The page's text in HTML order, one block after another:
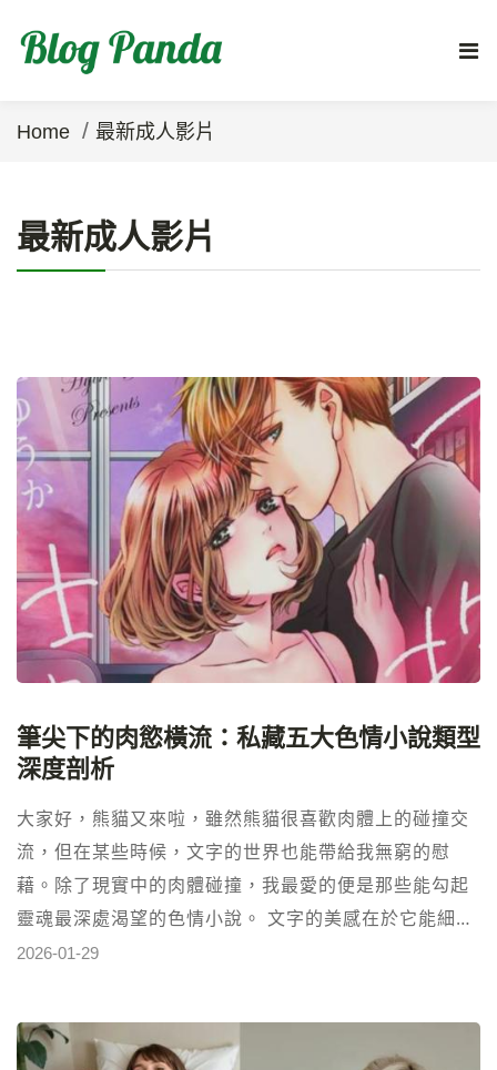
Home / 最新成人影片
最新成人影片
筆尖下的肉慾橫流：私藏五大色情小說類型
深度剖析
大家好，熊貓又來啦，雖然熊貓很喜歡肉體上的碰撞交
流，但在某些時候，文字的世界也能帶給我無窮的慰
藉。除了現實中的肉體碰撞，我最愛的便是那些能勾起
靈魂最深處渴望的色情小說。 文字的美感在於它能細膩
地描繪出影像難以捕捉的心理轉折，並將肉體交合的細
型，這也是我在閒暇時搜尋最新成人影片的主要動力來
源。 禁斷血緣的深淵：家庭倫理的崩解 這類題材打破了
2026-01-29